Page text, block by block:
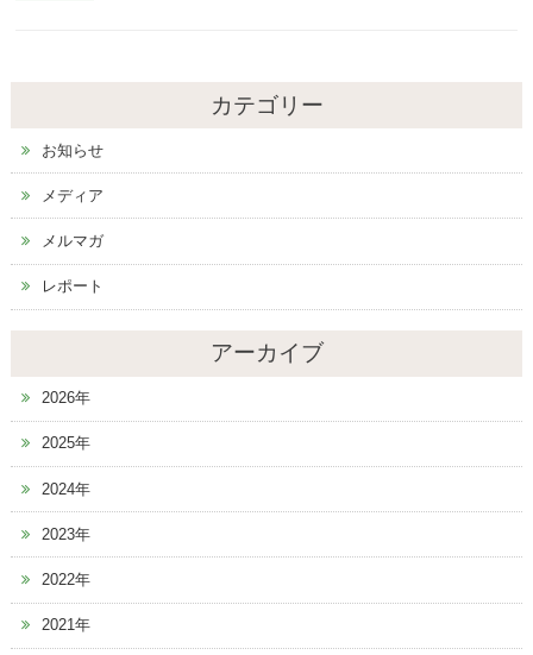
カテゴリー
お知らせ
メディア
メルマガ
レポート
アーカイブ
2026年
2025年
2024年
2023年
2022年
2021年